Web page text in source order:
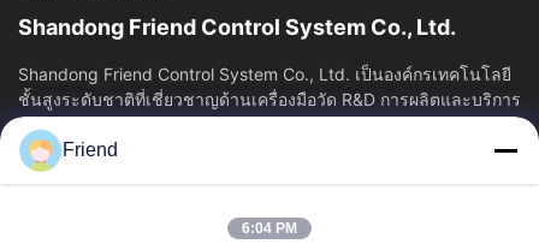
กำหนดด้านคุณภาพของลูกค้าอย่างเคร่งครัด สนับสนุนการผลิต
เรารับประกันความสม่ำเสมอและความเสถียรของผลิตภัณฑ์ ช่วย
ให้ลูกค้าเปิดตัวผลิตภัณฑ์ที่กำหนดเองได้อย่างรวดเร็ว
ประกันความสะอาดและความแม่นยำในการบรรจุภัณฑ์ส่วน
การวิจัยและพัฒนาและการผลิตด้วยตนเองแบบครบวงจร:
เซ็นเซอร์
Shandong Friend Control System Co., Ltd.
Shandong Friend Control System Co., Ltd. เป็นองค์กรเทคโนโลยี
ชั้นสูงระดับชาติที่เชี่ยวชาญด้านเครื่องมือวัด R&D การผลิตและบริการ
ควบคุมอุตสาหกรรม...
ลิงค์เร็ว
เกี่ยวกับเรา
Friend
6:04 PM